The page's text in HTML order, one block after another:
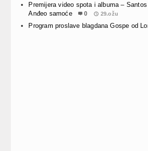
Premijera video spota i albuma –
Anđeo samoće
0 29.ožu
Program proslave blagdana Gospe od